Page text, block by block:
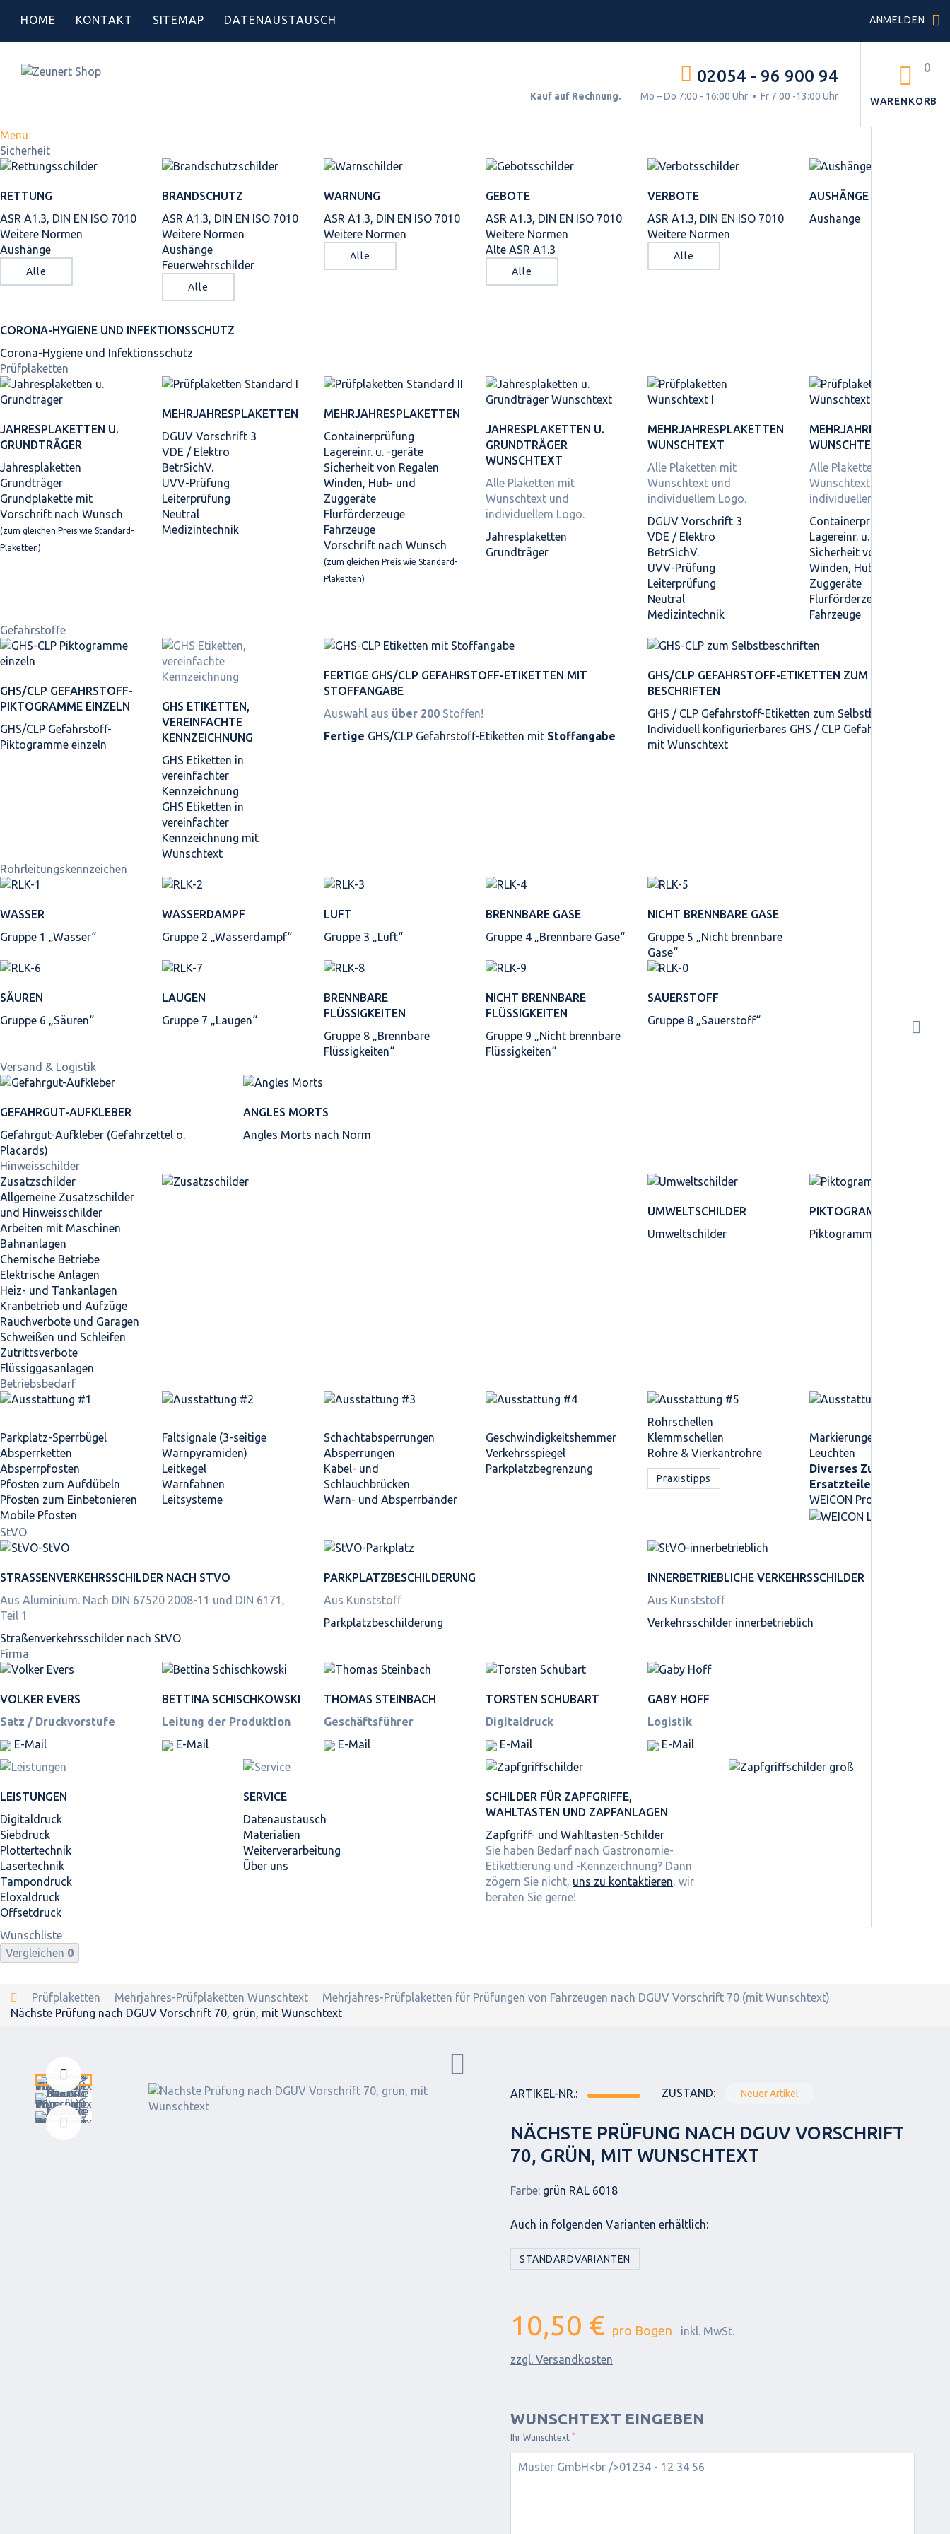
HOME KONTAKT SITEMAP DATENAUSTAUSCH ANMELDEN
WARENKORB
0
02054 - 96 900 94
Kauf auf Rechnung. Mo – Do 7:00 - 16:00 Uhr • Fr 7:00 -13:00 Uhr
Menu
Sicherheit
RETTUNG
ASR A1.3, DIN EN ISO 7010
Weitere Normen
Aushänge
Alle
BRANDSCHUTZ
ASR A1.3, DIN EN ISO 7010
Weitere Normen
Aushänge
Feuerwehrschilder
Alle
WARNUNG
ASR A1.3, DIN EN ISO 7010
Weitere Normen
Alle
GEBOTE
ASR A1.3, DIN EN ISO 7010
Weitere Normen
Alte ASR A1.3
Alle
VERBOTE
ASR A1.3, DIN EN ISO 7010
Weitere Normen
Alle
AUSHÄNGE
Aushänge
CORONA-HYGIENE UND INFEKTIONSSCHUTZ
Corona-Hygiene und Infektionsschutz
Prüfplaketten
JAHRES­PLAKETTEN U.
GRUNDTRÄGER
Jahresplaketten
Grundträger
Grundplakette mit
Vorschrift nach Wunsch
(zum gleichen Preis wie Standard-
Plaketten)
MEHRJAHRES­PLAKETTEN
DGUV Vorschrift 3
VDE / Elektro
BetrSichV.
UVV-Prüfung
Leiterprüfung
Neutral
Medizintechnik
MEHRJAHRES­PLAKETTEN
Containerprüfung
Lagereinr. u. -geräte
Sicherheit von Regalen
Winden, Hub- und
Zuggeräte
Flurförderzeuge
Fahrzeuge
Vorschrift nach Wunsch
(zum gleichen Preis wie Standard-
Plaketten)
JAHRES­PLAKETTEN U.
GRUNDTRÄGER
WUNSCHTEXT
Alle Plaketten mit
Wunschtext und
individuellem Logo.
Jahresplaketten
Grundträger
MEHRJAHRES­PLAKETTEN
WUNSCHTEXT
Alle Plaketten mit
Wunschtext und
individuellem Logo.
DGUV Vorschrift 3
VDE / Elektro
BetrSichV.
UVV-Prüfung
Leiterprüfung
Neutral
Medizintechnik
MEHRJAHRES­PLAKETTEN
WUNSCHTEXT
Alle Plaketten mit
Wunschtext und
individuellem Logo.
Containerprüfung
Lagereinr. u. -geräte
Sicherheit von Regalen
Winden, Hub- und
Zuggeräte
Flurförderzeuge
Fahrzeuge
Gefahrstoffe
GHS/CLP GEFAHRSTOFF-
PIKTOGRAMME EINZELN
GHS/CLP Gefahrstoff-
Piktogramme einzeln
GHS ETIKETTEN,
VEREINFACHTE
KENNZEICHNUNG
GHS Etiketten in
vereinfachter
Kennzeichnung
GHS Etiketten in
vereinfachter
Kennzeichnung mit
Wunschtext
FERTIGE GHS/CLP GEFAHRSTOFF-ETIKETTEN MIT
STOFFANGABE
Auswahl aus über 200 Stoffen!
Fertige GHS/CLP Gefahrstoff-Etiketten mit Stoffangabe
GHS/CLP GEFAHRSTOFF-ETIKETTEN ZUM SELBST­
BESCHRIFTEN
GHS / CLP Gefahrstoff-Etiketten zum Selbstbeschriften
Individuell konfigurierbares GHS / CLP Gefahrstoff-Etikett
mit Wunschtext
Rohrleitungskennzeichen
WASSER
Gruppe 1 „Wasser“
WASSERDAMPF
Gruppe 2 „Wasserdampf“
LUFT
Gruppe 3 „Luft“
BRENNBARE GASE
Gruppe 4 „Brennbare Gase“
NICHT BRENNBARE GASE
Gruppe 5 „Nicht brennbare
Gase“
SÄUREN
Gruppe 6 „Säuren“
LAUGEN
Gruppe 7 „Laugen“
BRENNBARE
FLÜSSIGKEITEN
Gruppe 8 „Brennbare
Flüssigkeiten“
NICHT BRENNBARE
FLÜSSIGKEITEN
Gruppe 9 „Nicht brennbare
Flüssigkeiten“
SAUERSTOFF
Gruppe 8 „Sauerstoff“
Versand & Logistik
GEFAHRGUT-AUFKLEBER
Gefahrgut-Aufkleber (Gefahrzettel o.
Placards)
ANGLES MORTS
Angles Morts nach Norm
Hinweisschilder
Zusatzschilder
Allgemeine Zusatzschilder
und Hinweisschilder
Arbeiten mit Maschinen
Bahnanlagen
Chemische Betriebe
Elektrische Anlagen
Heiz- und Tankanlagen
Kranbetrieb und Aufzüge
Rauchverbote und Garagen
Schweißen und Schleifen
Zutrittsverbote
Flüssiggasanlagen
UMWELTSCHILDER
Umweltschilder
PIKTOGRAMME
Piktogramme
Betriebsbedarf
Parkplatz-Sperrbügel
Absperrketten
Absperrpfosten
Pfosten zum Aufdübeln
Pfosten zum Einbetonieren
Mobile Pfosten
Faltsignale (3-seitige
Warnpyramiden)
Leitkegel
Warnfahnen
Leitsysteme
Schacht­absperrungen
Absperrungen
Kabel- und
Schlauchbrücken
Warn- und Absperrbänder
Geschwindigkeits­hemmer
Verkehrsspiegel
Parkplatz­begrenzung
Rohrschellen
Klemmschellen
Rohre & Vierkantrohre
Praxistipps
Markierungen
Leuchten
Diverses Zubehör /
Ersatzteile
WEICON Produkte
StVO
STRASSEN­VERKEHRS­SCHILDER NACH STVO
Aus Aluminium. Nach DIN 67520 2008-11 und DIN 6171,
Teil 1
Straßen­verkehrs­schilder nach StVO
PARKPLATZ­BESCHILDERUNG
Aus Kunststoff
Parkplatz­beschilderung
INNER­BETRIEBLICHE VERKEHRS­SCHILDER
Aus Kunststoff
Verkehrsschilder innerbetrieblich
Firma
VOLKER EVERS
Satz / Druckvorstufe
E-Mail
BETTINA SCHISCHKOWSKI
Leitung der Produktion
E-Mail
THOMAS STEINBACH
Geschäftsführer
E-Mail
TORSTEN SCHUBART
Digitaldruck
E-Mail
GABY HOFF
Logistik
E-Mail
LEISTUNGEN
Digitaldruck
Siebdruck
Plottertechnik
Lasertechnik
Tampondruck
Eloxaldruck
Offsetdruck
SERVICE
Datenaustausch
Materialien
Weiterverarbeitung
Über uns
SCHILDER FÜR ZAPFGRIFFE,
WAHLTASTEN UND ZAPFANLAGEN
Zapfgriff- und Wahltasten-Schilder
Sie haben Bedarf nach Gastronomie-
Etikettierung und -Kennzeichnung? Dann
zögern Sie nicht, uns zu kontaktieren, wir
beraten Sie gerne!
Wunschliste
Vergleichen 0
Prüfplaketten Mehrjahres-Prüfplaketten Wunschtext
Mehrjahres-Prüfplaketten für Prüfungen von Fahrzeugen nach DGUV Vorschrift 70 (mit Wunschtext)
Nächste Prüfung nach DGUV Vorschrift 70, grün, mit Wunschtext
Zurück
ARTIKEL-NR.: ZUSTAND: Neuer Artikel
NÄCHSTE PRÜFUNG NACH DGUV VORSCHRIFT
70, GRÜN, MIT WUNSCHTEXT
Farbe: grün RAL 6018
Auch in folgenden Varianten erhältlich:
STANDARDVARIANTEN
10,50 € pro Bogen inkl. MwSt.
zzgl. Versandkosten
WUNSCHTEXT EINGEBEN
Ihr Wunschtext *